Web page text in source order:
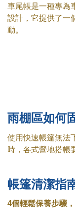
車尾帳是一種專為
設計，它提供了一
動。
雨棚區如何
使用快速帳篷無法
時，各式營地搭帳
帳篷清潔指
4個輕鬆保養步驟